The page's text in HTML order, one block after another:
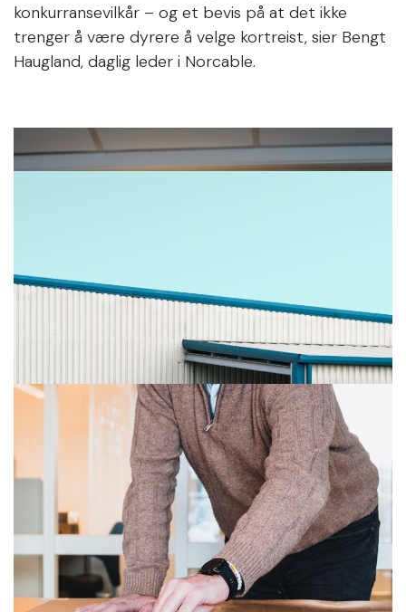
konkurransevilkår – og et bevis på at det ikke
trenger å være dyrere å velge kortreist, sier Bengt
Haugland, daglig leder i Norcable.